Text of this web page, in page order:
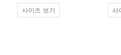
사이즈 보기 사